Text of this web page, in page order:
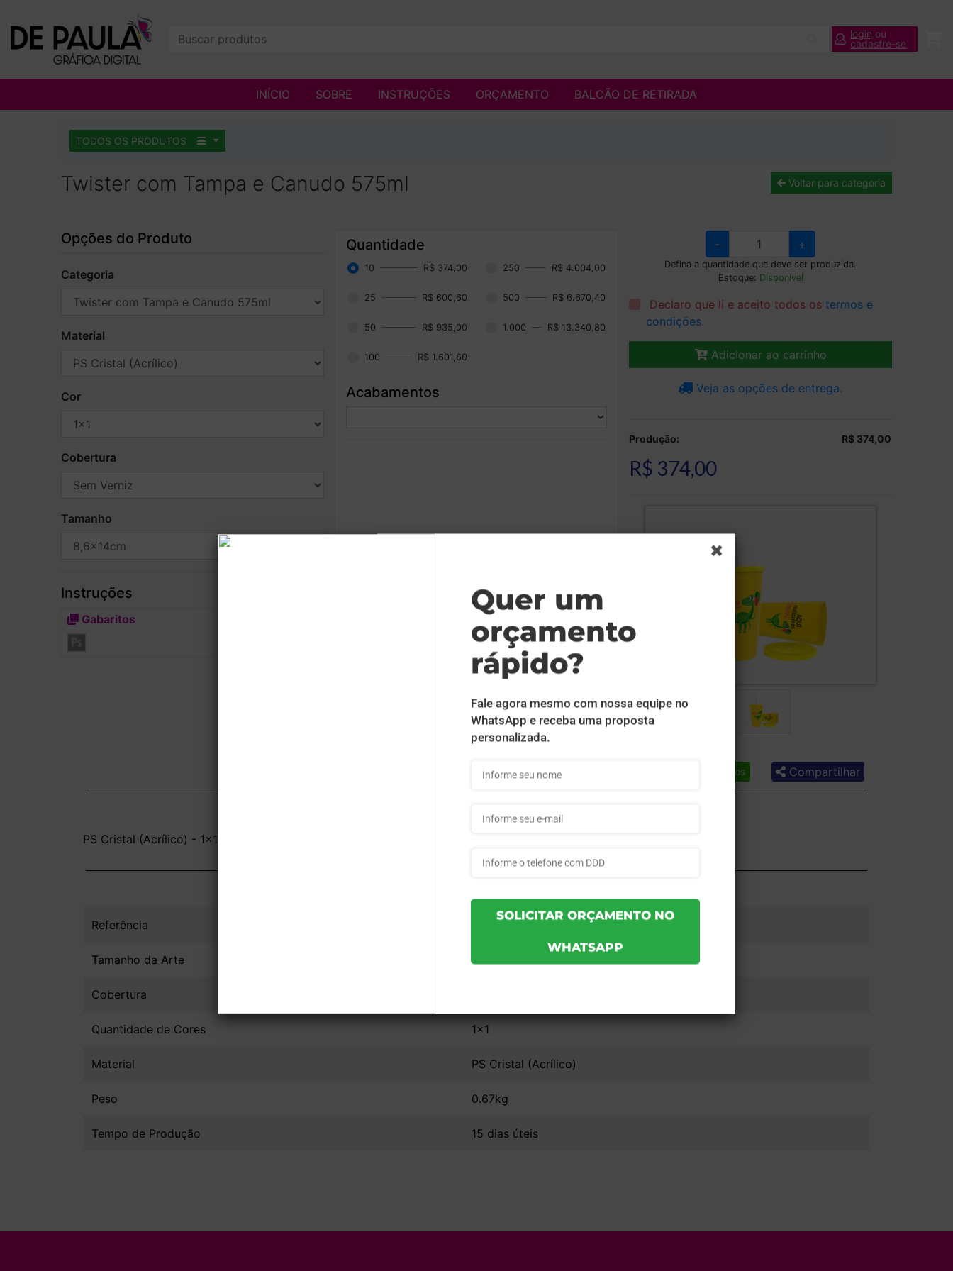
login ou
cadastre-se
INÍCIO SOBRE INSTRUÇÕES ORÇAMENTO BALCÃO DE RETIRADA
TODOS OS PRODUTOS
Twister com Tampa e Canudo 575ml Voltar para categoria
Opções do Produto
Categoria
Material
Cor
Cobertura
Tamanho
Instruções
Gabaritos
Quantidade
10 R$ 374,00 250 R$ 4.004,00
25 R$ 600,60 500 R$ 6.670,40
50 R$ 935,00 1.000 R$ 13.340,80
100 R$ 1.601,60
Acabamentos
- +
Defina a quantidade que deve ser produzida.
Estoque: Disponível
Declaro que li e aceito todos ostermos e
condições.
Adicionar ao carrinho
Veja as opções de entrega.
Produção: R$ 374,00
R$ 374,00
Lista de desejos Compartilhar
PS Cristal (Acrílico) - 1x1 - 8,6x14cm - Sem Verniz - 10 unid
INFORMAÇÕES DO PRODUTO
Referência 8f30f870f83fab - 10un
Tamanho da Arte 8,6x14cm
Cobertura
Quantidade de Cores 1x1
Material PS Cristal (Acrílico)
Peso 0.67kg
Tempo de Produção 15 dias úteis